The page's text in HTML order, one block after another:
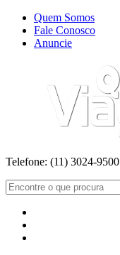
Quem Somos
Fale Conosco
Anuncie
Telefone: (11) 3024-9500